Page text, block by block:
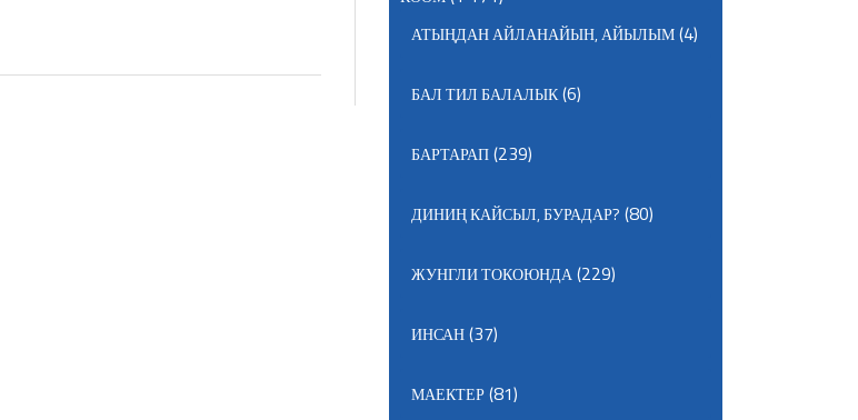
АТЫҢДАН АЙЛАНАЙЫН, АЙЫЛЫМ(4)
БАЛ ТИЛ БАЛАЛЫК(6)
БАРТАРАП(239)
ДИНИҢ КАЙСЫЛ, БУРАДАР? (80)
ЖУНГЛИ ТОКОЮНДА(229)
ИНСАН(37)
МАЕКТЕР(81)